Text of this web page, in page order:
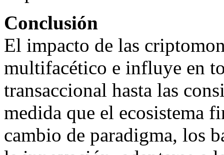
Conclusión
El impacto de las
multifacético e influye en
transaccional hasta las
medida que el ecosistema
cambio de paradigma, los